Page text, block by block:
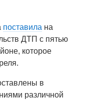
поставила на
ДТП с пятью
которое
в
различной